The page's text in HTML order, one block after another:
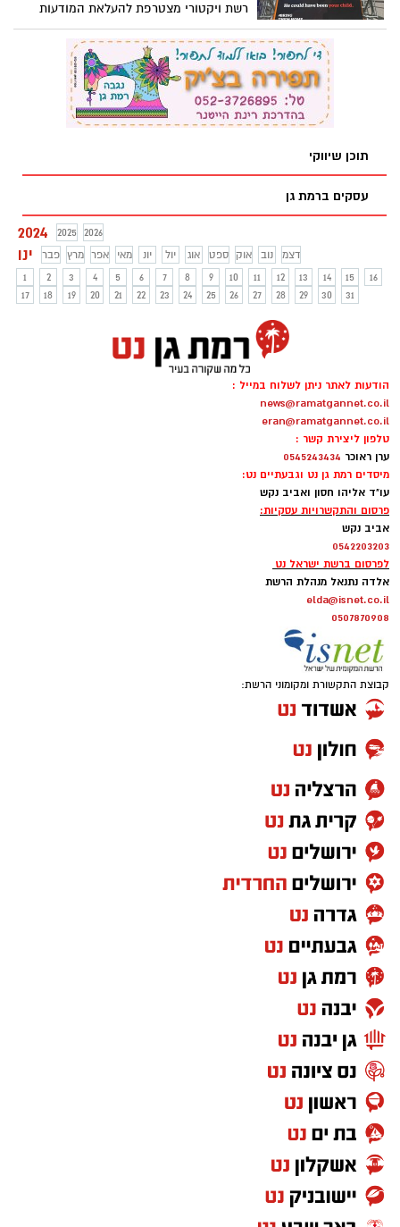
רשת ויקטורי מצטרפת להעלאת המודעות
לשחרור הילדים החטופים לרגל לציון 30 ימים
אזרחים ישראלים וזרים על ידי חמאס. בתוך
כך ערכה הבוקר ויקטורי קמפיין מיוחד
בסניפיה ברחבי הארץ. הקמפיין כלל הדבקת
שמותיהם של הילדים החטופים בישראל על
רץ בשפה העברית ואנגלית בכל 68 סניפי
תוכן שיווקי
עסקים ברמת גן
2024 2025 2026
ינו פבר מרץ אפר מאי יונ יול אוג ספט אוק נוב
דצמ
1
2 3 4 5 6 7 8 9 10 11 12 13 14 15
16
17
18 19 20 21 22 23 24 25 26 27 28 29 30 31
הודעות לאתר ניתן לשלוח במייל :
news@ramatgannet.co.il
eran@ramatgannet.co.il
טלפון ליצירת קשר :
ערן ראוכר 0545243434
מיסדים רמת גן נט וגבעתיים נט:
עו"ד אליהו חסון ואביב נקש
פרסום והתקשרויות עסקיות:
אביב נקש
0542203203
לפרסום ברשת ישראל נט
אלדה נתנאל מנהלת הרשת
elda@isnet.co.il
0507870908
קבוצת התקשורת ומקומוני הרשת: